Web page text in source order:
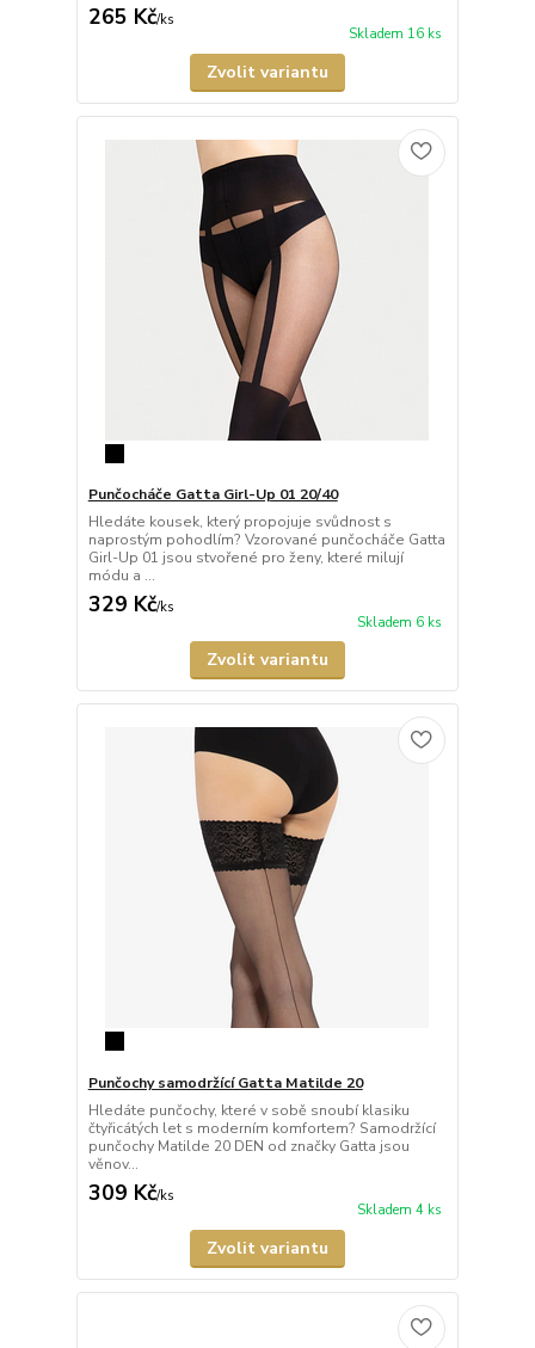
265 Kč/ks
Skladem 16 ks
Zvolit variantu
Punčocháče Gatta Girl-Up 01 20/40
Hledáte kousek, který propojuje svůdnost s
naprostým pohodlím? Vzorované punčocháče Gatta
Girl-Up 01 jsou stvořené pro ženy, které milují
módu a ...
329 Kč/ks
Skladem 6 ks
Zvolit variantu
Punčochy samodržící Gatta Matilde 20
Hledáte punčochy, které v sobě snoubí klasiku
čtyřicátých let s moderním komfortem? Samodržící
punčochy Matilde 20 DEN od značky Gatta jsou
věnov...
309 Kč/ks
Skladem 4 ks
Zvolit variantu